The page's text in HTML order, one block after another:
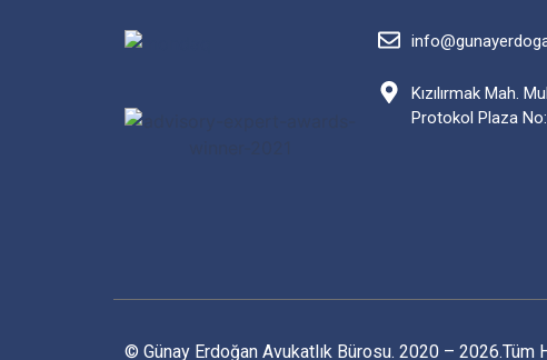
Kızılırmak Mah.
Protokol Plaza
© Günay Erdoğan Avukatlık Bürosu. 2020 – 2026.Tüm